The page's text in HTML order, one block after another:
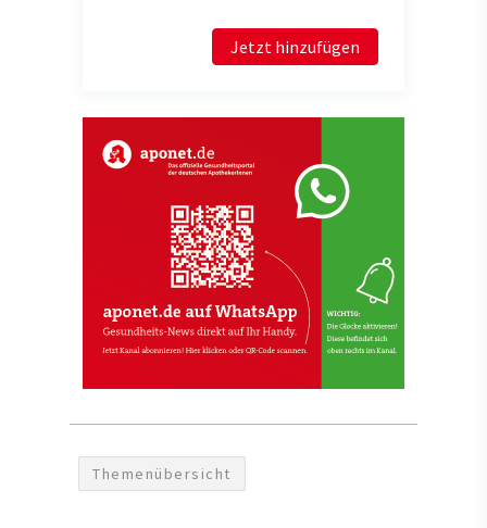
Jetzt hinzufügen
Themenübersicht